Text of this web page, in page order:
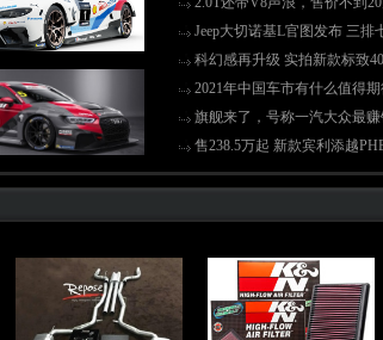
Jeep大切诺基L官图发布 三排
科幻感再升级 实拍新款标致
2021年中国车市有什么值得
旗舰来了，号称一汽大众最
售238.5万起 新款宾利添越